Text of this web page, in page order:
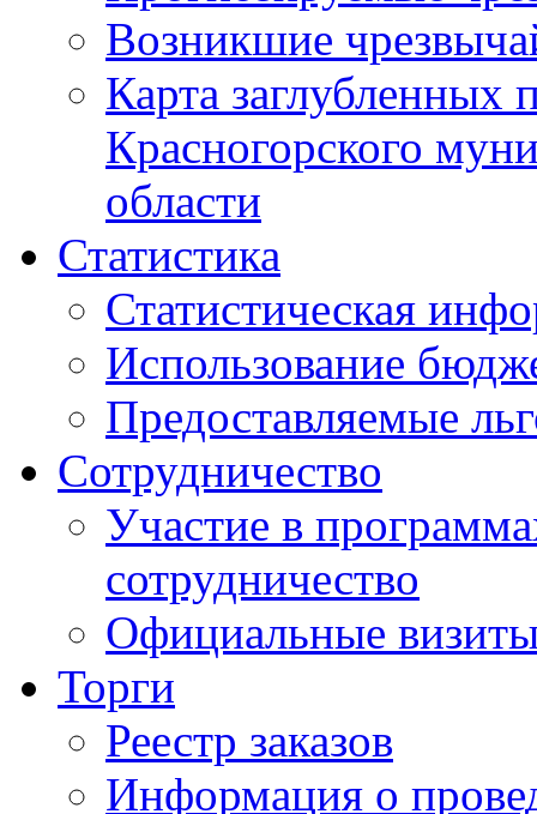
Возникшие
Карта
Красногорского
области
Статистика
Статистическая
Использование
Предоставляемые
Сотрудничество
Участие в
сотрудничество
Официальные
Торги
Реестр заказов
Информация о